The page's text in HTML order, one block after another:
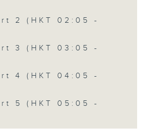
2 (HKT 02:05 -
3 (HKT 03:05 -
4 (HKT 04:05 -
5 (HKT 05:05 -